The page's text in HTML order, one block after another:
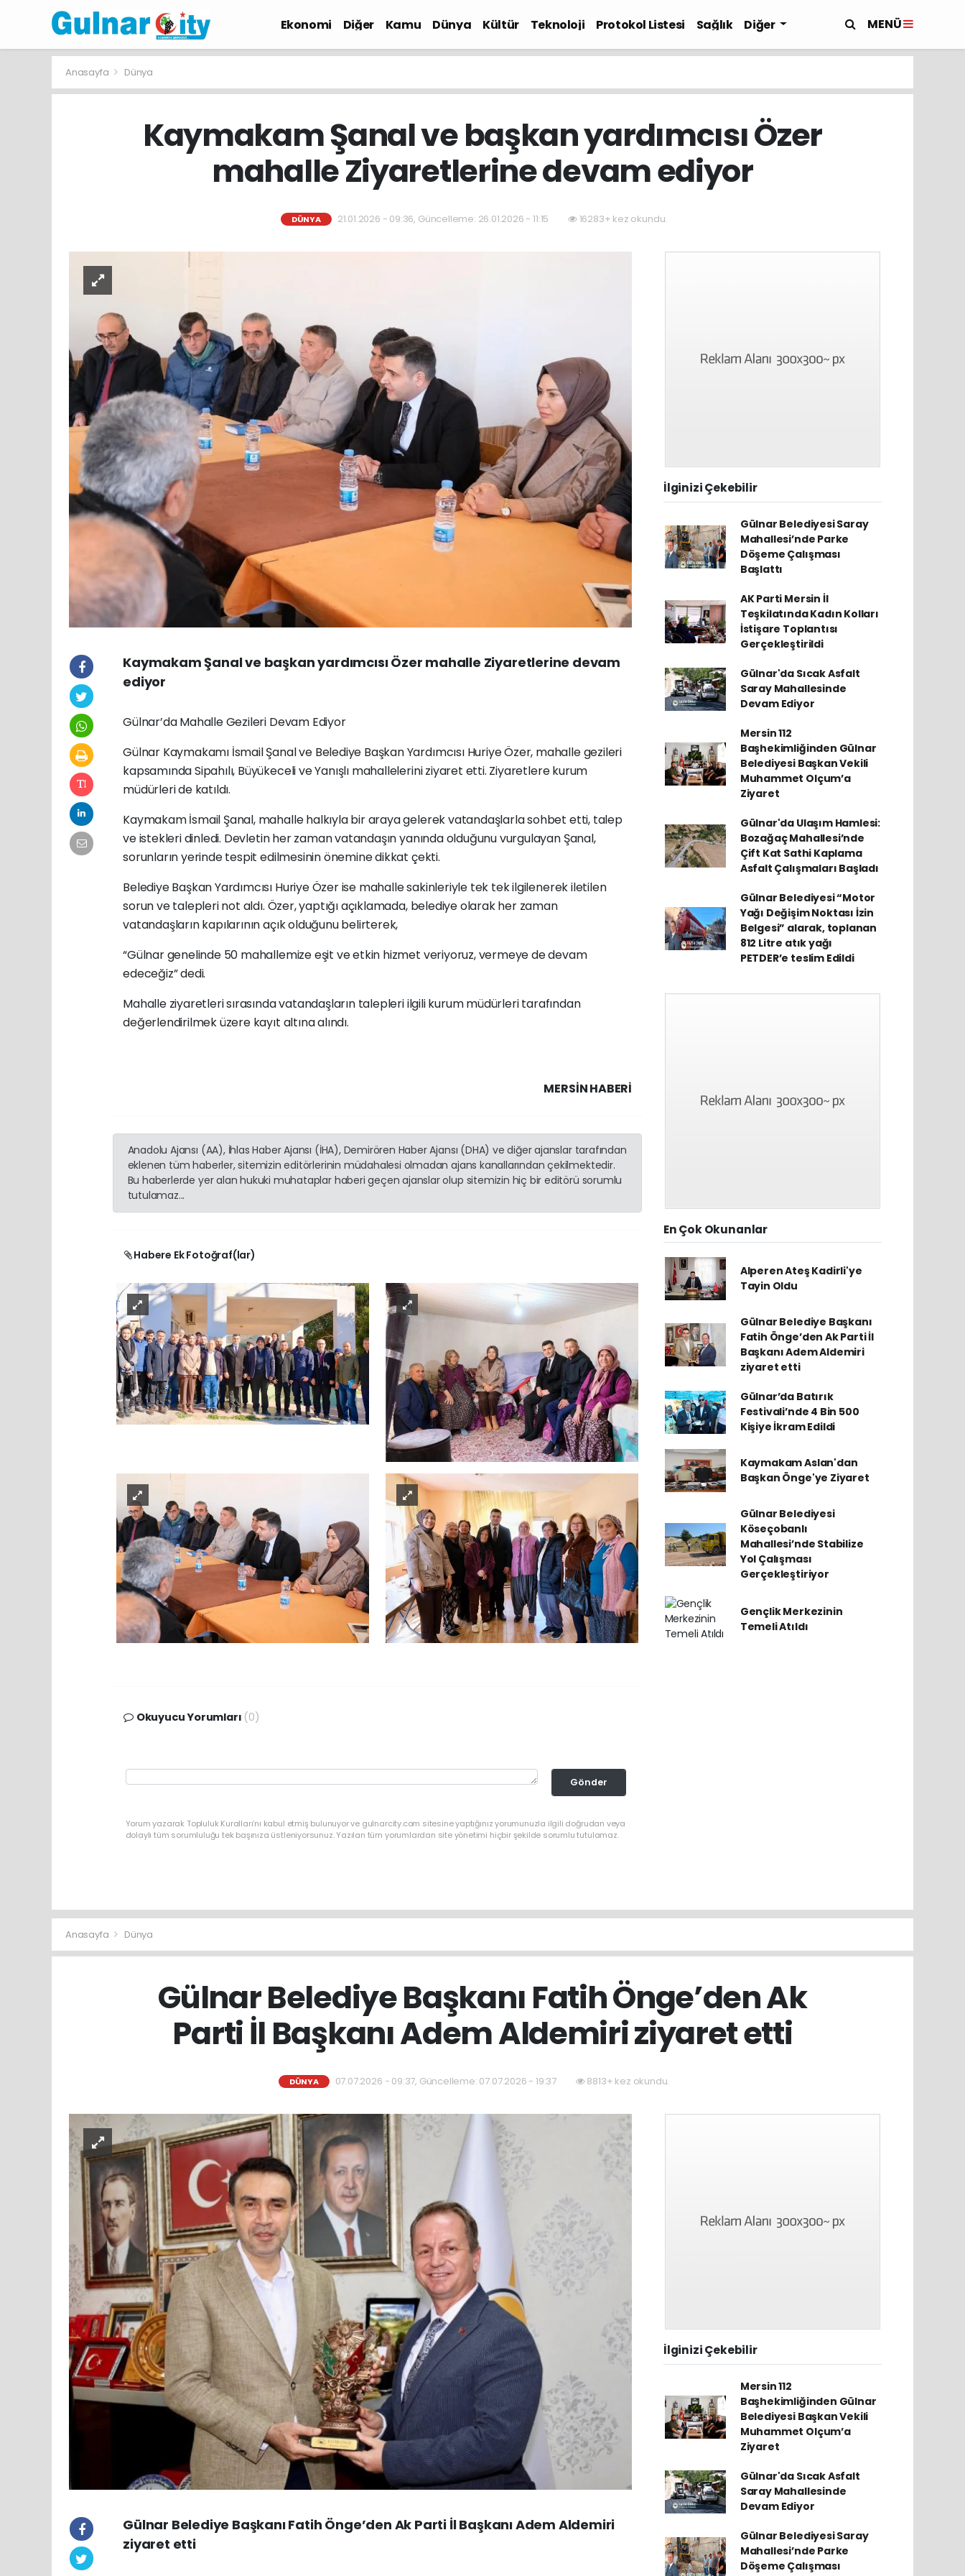
Ekonomi Diğer Kamu Dünya Kültür Teknoloji Protokol Listesi Sağlık Diğer MENÜ
Anasayfa Dünya
Kaymakam Şanal ve başkan yardımcısı Özer
mahalle Ziyaretlerine devam ediyor
DÜNYA 21.01.2026 - 09:36, Güncelleme: 26.01.2026 - 11:15 16283+ kez okundu.
Kaymakam Şanal ve başkan yardımcısı Özer mahalle Ziyaretlerine devam
ediyor
Gülnar’da Mahalle Gezileri Devam Ediyor
Gülnar Kaymakamı İsmail Şanal ve Belediye Başkan Yardımcısı Huriye Özer, mahalle gezileri
kapsamında Sipahılı, Büyükeceli ve Yanışlı mahallelerini ziyaret etti. Ziyaretlere kurum
müdürleri de katıldı.
Kaymakam İsmail Şanal, mahalle halkıyla bir araya gelerek vatandaşlarla sohbet etti, talep
ve istekleri dinledi. Devletin her zaman vatandaşın yanında olduğunu vurgulayan Şanal,
sorunların yerinde tespit edilmesinin önemine dikkat çekti.
Belediye Başkan Yardımcısı Huriye Özer ise mahalle sakinleriyle tek tek ilgilenerek iletilen
sorun ve talepleri not aldı. Özer, yaptığı açıklamada, belediye olarak her zaman
vatandaşların kapılarının açık olduğunu belirterek,
“Gülnar genelinde 50 mahallemize eşit ve etkin hizmet veriyoruz, vermeye de devam
edeceğiz” dedi.
Mahalle ziyaretleri sırasında vatandaşların talepleri ilgili kurum müdürleri tarafından
değerlendirilmek üzere kayıt altına alındı.
MERSIN HABERİ
Anadolu Ajansı (AA), İhlas Haber Ajansı (İHA), Demirören Haber Ajansı (DHA) ve diğer ajanslar tarafından
eklenen tüm haberler, sitemizin editörlerinin müdahalesi olmadan ajans kanallarından çekilmektedir.
Bu haberlerde yer alan hukuki muhataplar haberi geçen ajanslar olup sitemizin hiç bir editörü sorumlu
tutulamaz...
Habere Ek Fotoğraf(lar)
Okuyucu Yorumları (0)
Gönder
Yorum yazarak Topluluk Kuralları’nı kabul etmiş bulunuyor ve gulnarcity.com sitesine yaptığınız yorumunuzla ilgili doğrudan veya
dolaylı tüm sorumluluğu tek başınıza üstleniyorsunuz. Yazılan tüm yorumlardan site yönetimi hiçbir şekilde sorumlu tutulamaz.
İlginizi Çekebilir
Gülnar Belediyesi Saray
Mahallesi’nde Parke
Döşeme Çalışması
Başlattı
AK Parti Mersin İl
Teşkilatında Kadın Kolları
İstişare Toplantısı
Gerçekleştirildi
Gülnar'da Sıcak Asfalt
Saray Mahallesinde
Devam Ediyor
Mersin 112
Başhekimliğinden Gülnar
Belediyesi Başkan Vekili
Muhammet Olçum’a
Ziyaret
Gülnar'da Ulaşım Hamlesi:
Bozağaç Mahallesi’nde
Çift Kat Sathi Kaplama
Asfalt Çalışmaları Başladı
Gülnar Belediyesi “Motor
Yağı Değişim Noktası İzin
Belgesi” alarak, toplanan
812 Litre atık yağı
PETDER’e teslim Edildi
En Çok Okunanlar
Alperen Ateş Kadirli'ye
Tayin Oldu
Gülnar Belediye Başkanı
Fatih Önge’den Ak Parti İl
Başkanı Adem Aldemiri
ziyaret etti
Gülnar’da Batırık
Festivali’nde 4 Bin 500
Kişiye İkram Edildi
Kaymakam Aslan'dan
Başkan Önge'ye Ziyaret
Gülnar Belediyesi
Köseçobanlı
Mahallesi’nde Stabilize
Yol Çalışması
Gerçekleştiriyor
Gençlik Merkezinin
Temeli Atıldı
Anasayfa Dünya
Gülnar Belediye Başkanı Fatih Önge’den Ak
Parti İl Başkanı Adem Aldemiri ziyaret etti
DÜNYA 07.07.2026 - 09:37, Güncelleme: 07.07.2026 - 19:37 8813+ kez okundu.
Gülnar Belediye Başkanı Fatih Önge’den Ak Parti İl Başkanı Adem Aldemiri
ziyaret etti
İlginizi Çekebilir
Mersin 112
Başhekimliğinden Gülnar
Belediyesi Başkan Vekili
Muhammet Olçum’a
Ziyaret
Gülnar'da Sıcak Asfalt
Saray Mahallesinde
Devam Ediyor
Gülnar Belediyesi Saray
Mahallesi’nde Parke
Döşeme Çalışması